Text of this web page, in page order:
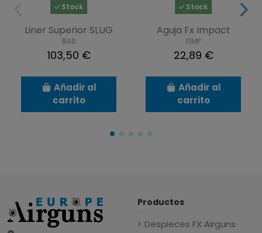
Stock
Liner Superior SLUG
BAS
103,50 €
Añadir al
carrito
Stock
Aguja Fx Impact
FIMP
22,89 €
Añadir al
carrito
Productos
Despieces FX Airguns